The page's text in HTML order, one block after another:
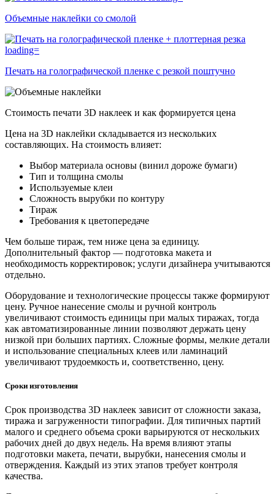
Объемные наклейки со смолой
Печать на голографической пленке с резкой поштучно
Стоимость печати 3D наклеек и как формируется цена
Цена на 3D наклейки складывается из нескольких
составляющих. На стоимость влияет:
Выбор материала основы (винил дороже бумаги)
Тип и толщина смолы
Используемые клеи
Сложность вырубки по контуру
Тираж
Требования к цветопередаче
Чем больше тираж, тем ниже цена за единицу.
Дополнительный фактор — подготовка макета и
необходимость корректировок; услуги дизайнера учитываются
отдельно.
Оборудование и технологические процессы также формируют
цену. Ручное нанесение смолы и ручной контроль
увеличивают стоимость единицы при малых тиражах, тогда
как автоматизированные линии позволяют держать цену
низкой при больших партиях. Сложные формы, мелкие детали
и использование специальных клеев или ламинаций
увеличивают трудоемкость и, соответственно, цену.
Сроки изготовления
Срок производства 3D наклеек зависит от сложности заказа,
тиража и загруженности типографии. Для типичных партий
малого и среднего объема сроки варьируются от нескольких
рабочих дней до двух недель. На время влияют этапы
подготовки макета, печати, вырубки, нанесения смолы и
отверждения. Каждый из этих этапов требует контроля
качества.